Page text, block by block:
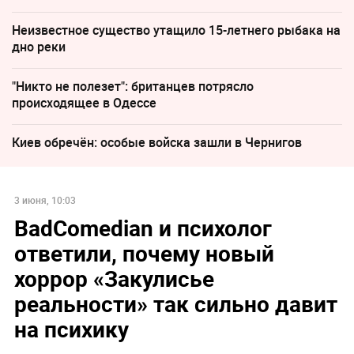
Неизвестное существо утащило 15-летнего рыбака на
дно реки
"Никто не полезет": британцев потрясло
происходящее в Одессе
Киев обречён: особые войска зашли в Чернигов
3 июня, 10:03
BadComedian и психолог
ответили, почему новый
хоррор «Закулисье
реальности» так сильно давит
на психику